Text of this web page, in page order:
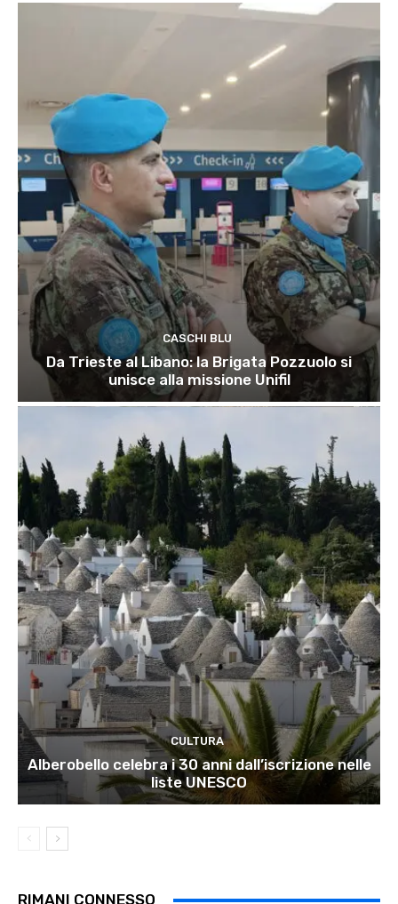
CASCHI BLU
Da Trieste al Libano: la Brigata Pozzuolo si
unisce alla missione Unifil
CULTURA
Alberobello celebra i 30 anni dall’iscrizione nelle
liste UNESCO
RIMANI CONNESSO